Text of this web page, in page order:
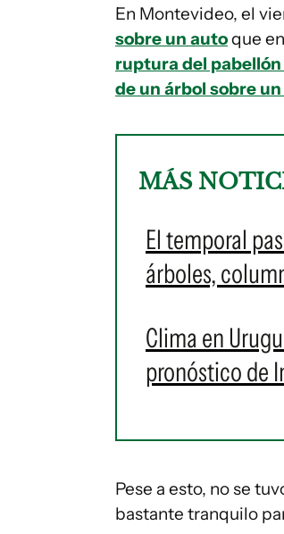
En Montevideo, el
sobre un autoque
ruptura del pabellón
de un árbol sobre
MÁS
El temporal
árboles,
Clima en
pronóstico de
Pese a esto, no se
bastante tranquilo